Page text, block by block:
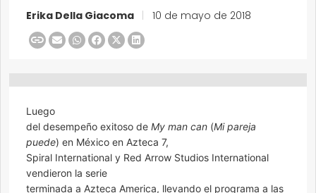
Erika Della Giacoma 10 de mayo de 2018
Luego
del desempeño exitoso de My man can (Mi pareja
puede) en México en Azteca 7,
Spiral International y Red Arrow Studios International
vendieron la serie
terminada a Azteca America, llevando el programa a las